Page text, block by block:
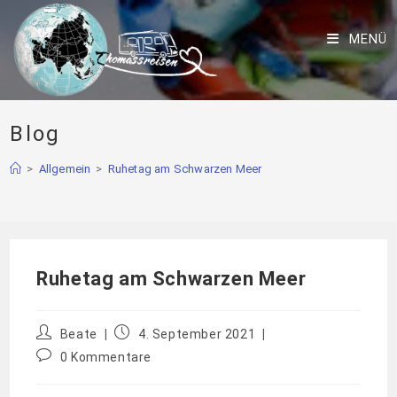
MENÜ
Blog
> Allgemein > Ruhetag am Schwarzen Meer
Ruhetag am Schwarzen Meer
Beate
4. September 2021
0 Kommentare